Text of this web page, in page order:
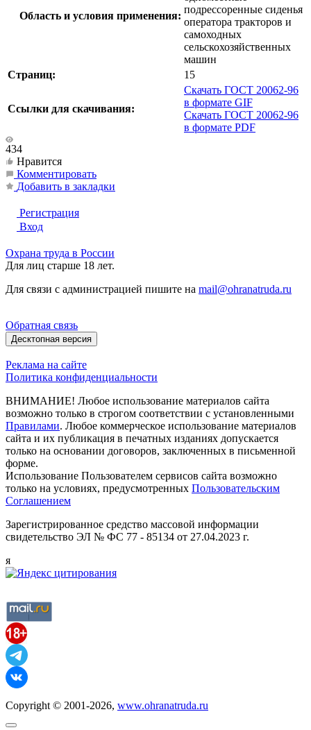
Область и условия применения:
подрессоренные сиденья
оператора тракторов и
самоходных
сельскохозяйственных
машин
Страниц:
15
Ссылки для скачивания:
Скачать ГОСТ 20062-96
в формате GIF
Скачать ГОСТ 20062-96
в формате PDF
434
Нравится
Комментировать
Добавить в закладки
Регистрация
Вход
Охрана труда в России
Для лиц старше 18 лет.
Для связи с администрацией пишите на mail@ohranatruda.ru
Обратная связь
Десктопная версия
Реклама на сайте
Политика конфиденциальности
ВНИМАНИЕ! Любое использование материалов сайта
возможно только в строгом соответствии с установленными
Правилами. Любое коммерческое использование материалов
сайта и их публикация в печатных изданиях допускается
только на основании договоров, заключенных в письменной
форме.
Использование Пользователем сервисов сайта возможно
только на условиях, предусмотренных Пользовательским
Соглашением
Зарегистрированное средство массовой информации
свидетельство ЭЛ № ФС 77 - 85134 от 27.04.2023 г.
я
Copyright © 2001-2026, www.ohranatruda.ru